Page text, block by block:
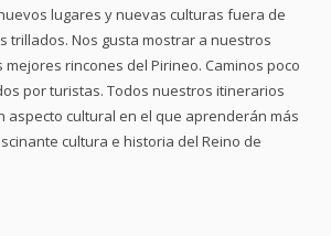
lugares y nuevas culturas fuera de
trillados. Nos gusta mostrar a nuestros
mejores rincones del Pirineo. Caminos poco
por turistas. Todos nuestros itinerarios
aspecto cultural en el que aprenderán más
cultura e historia del Reino de